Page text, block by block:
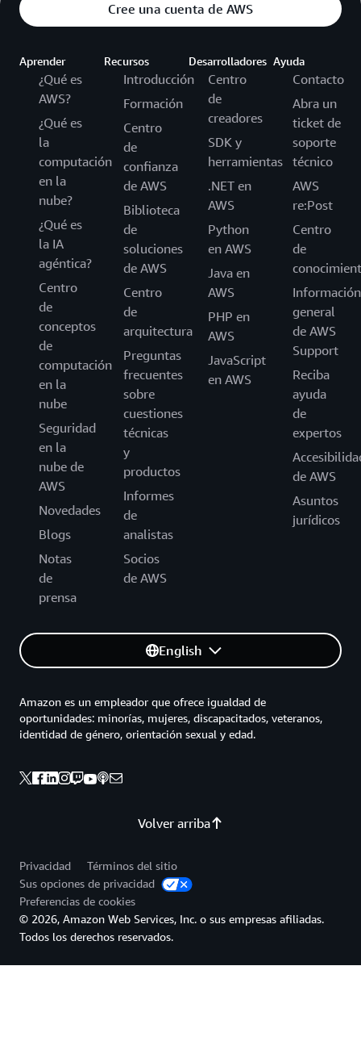
Cree una cuenta de AWS
Aprender
¿Qué es
AWS?
¿Qué es
la
computación
en la
nube?
¿Qué es
la IA
agéntica?
Centro
de
conceptos
de
computación
en la
nube
Seguridad
en la
nube de
AWS
Novedades
Blogs
Notas
de
prensa
Recursos
Introducción
Formación
Centro
de
confianza
de AWS
Biblioteca
de
soluciones
de AWS
Centro
de
arquitectura
Preguntas
frecuentes
sobre
cuestiones
técnicas
y
productos
Informes
de
analistas
Socios
de AWS
Desarrolladores
Centro
de
creadores
SDK y
herramientas
.NET en
AWS
Python
en AWS
Java en
AWS
PHP en
AWS
JavaScript
en AWS
Ayuda
Contacto
Abra un
ticket de
soporte
técnico
AWS
re:Post
Centro
de
Información
general
de AWS
Support
Reciba
ayuda
de
expertos
de AWS
Asuntos
jurídicos
English
Volver arriba
Amazon es un empleador que ofrece igualdad de
oportunidades: minorías, mujeres, discapacitados, veteranos,
identidad de género, orientación sexual y edad.
Privacidad
Términos del sitio
Sus opciones de privacidad
Preferencias de cookies
© 2026, Amazon Web Services, Inc. o sus empresas afiliadas.
Todos los derechos reservados.